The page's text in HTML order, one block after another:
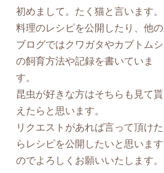
初めまして。たく猫と言います。
料理のレシピを公開したり、他の
ブログではクワガタやカブトムシ
の飼育方法や記録を書いていま
す。
昆虫が好きな方はそちらも見て貰
えたらと思います。
リクエストがあれば言って頂けた
らレシピを公開したいと思います
のでよろしくお願いいたします。